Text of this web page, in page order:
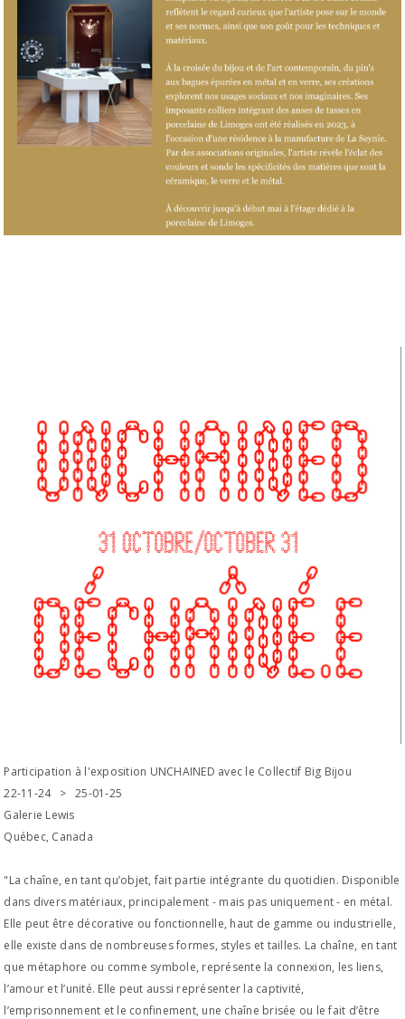
Participation à l'exposition UNCHAINED avec le Collectif Big Bijou
22-11-24 > 25-01-25
Galerie Lewis
Québec, Canada
"La chaîne, en tant qu’objet, fait partie intégrante du quotidien. Disponible
dans divers matériaux, principalement - mais pas uniquement - en métal.
Elle peut être décorative ou fonctionnelle, haut de gamme ou industrielle,
elle existe dans de nombreuses formes, styles et tailles. La chaîne, en tant
que métaphore ou comme symbole, représente la connexion, les liens,
l’amour et l’unité. Elle peut aussi représenter la captivité,
l’emprisonnement et le confinement, une chaîne brisée ou le fait d’être